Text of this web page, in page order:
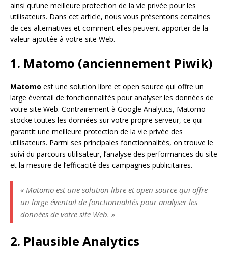
ainsi qu’une meilleure protection de la vie privée pour les
utilisateurs. Dans cet article, nous vous présentons certaines
de ces alternatives et comment elles peuvent apporter de la
valeur ajoutée à votre site Web.
1. Matomo (anciennement Piwik)
Matomo est une solution libre et open source qui offre un
large éventail de fonctionnalités pour analyser les données de
votre site Web. Contrairement à Google Analytics, Matomo
stocke toutes les données sur votre propre serveur, ce qui
garantit une meilleure protection de la vie privée des
utilisateurs. Parmi ses principales fonctionnalités, on trouve le
suivi du parcours utilisateur, l’analyse des performances du site
et la mesure de l’efficacité des campagnes publicitaires.
« Matomo est une solution libre et open source qui offre
un large éventail de fonctionnalités pour analyser les
données de votre site Web. »
2. Plausible Analytics